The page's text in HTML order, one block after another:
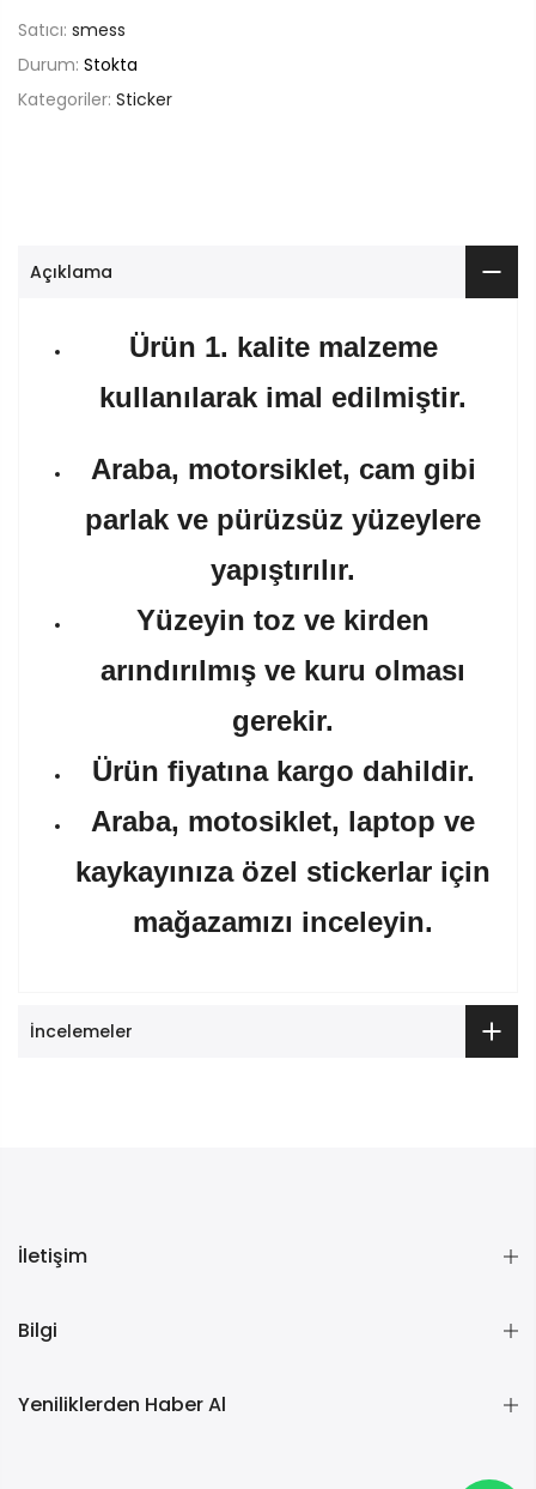
Satıcı: smess
Durum: Stokta
Kategoriler: Sticker
Açıklama
Ürün 1. kalite malzeme
kullanılarak imal edilmiştir.
Araba, motorsiklet, cam gibi
parlak ve pürüzsüz yüzeylere
yapıştırılır.
Yüzeyin toz ve kirden
arındırılmış ve kuru olması
gerekir.
Ürün fiyatına kargo dahildir.
Araba, motosiklet, laptop ve
kaykayınıza özel stickerlar için
mağazamızı inceleyin.
İncelemeler
İletişim
Bilgi
Yeniliklerden Haber Al